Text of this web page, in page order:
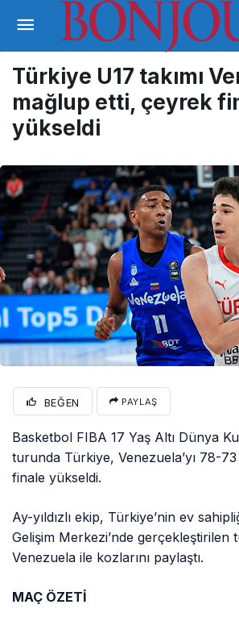
Türkiye U17 takımı
mağlup etti, çeyrek
yükseldi
BEĞEN PAYLAŞ
Basketbol FIBA 17 Yaş Altı Dünya
turunda Türkiye, Venezuela’yı 78-
finale yükseldi.
Ay-yıldızlı ekip, Türkiye’nin ev
Gelişim Merkezi’nde gerçekleştirilen
Venezuela ile kozlarını paylaştı.
MAÇ ÖZETİ